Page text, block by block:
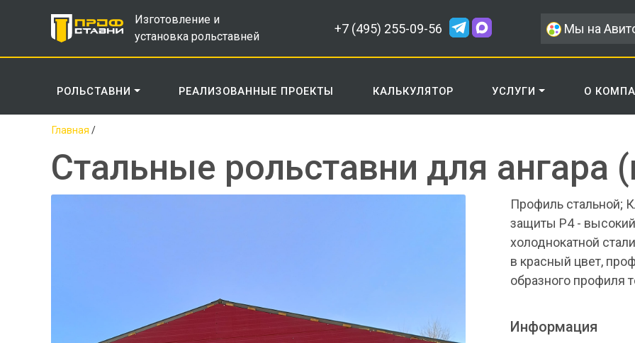
Изготовление и
установка рольставней
+7 (495) 255-09-56 Мы на
РОЛЬСТАВНИ РЕАЛИЗОВАННЫЕ ПРОЕКТЫ КАЛЬКУЛЯТОР УСЛУГИ О
Главная /
Стальные рольставни для ангара
Профиль стальной;
защиты Р4 -
холоднокатной
в красный цвет,
образного профиля
Информация